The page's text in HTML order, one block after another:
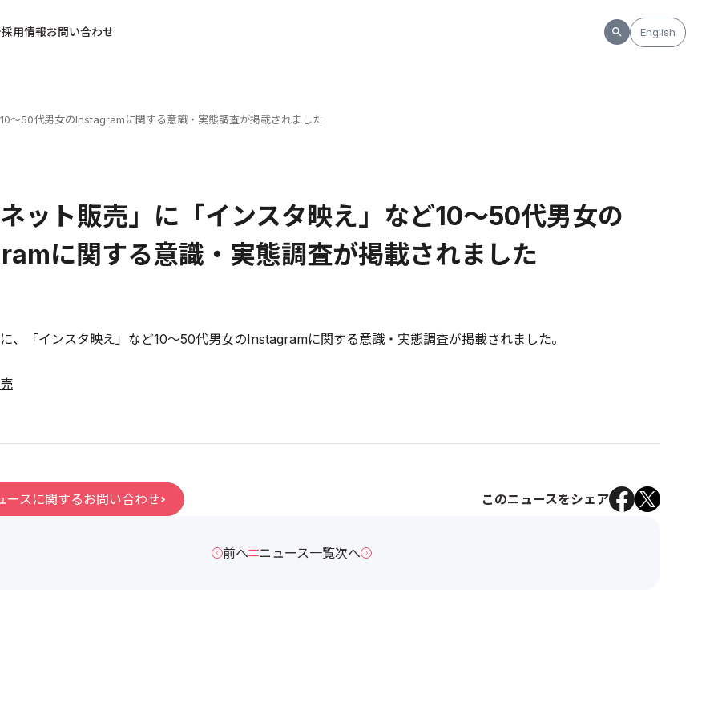
採用情報お問い合わせ English
～50代男女のInstagramに関する意識・実態調査が掲載されました
ネット販売」に「インスタ映え」など10～50代男女の
に関する意識・実態調査が掲載されました
に、「インスタ映え」など10～50代男女のInstagramに関する意識・実態調査が掲載されました。
ースに関するお問い合わせ このニュースをシェア
前へ ニュース一覧次へ